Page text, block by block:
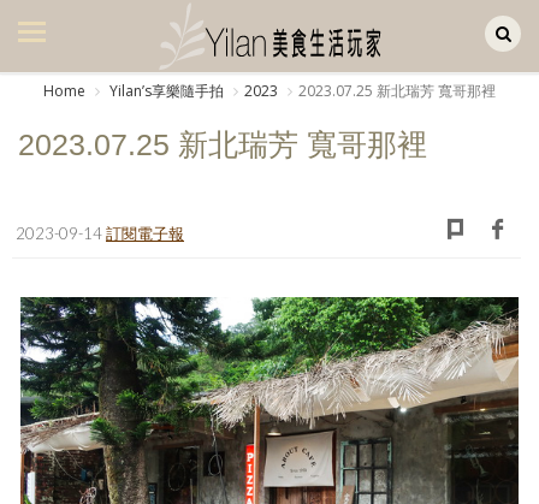
美食集
生活風
書房集
日記簿
餐桌週記
Home Yilanʼs享樂隨手拍 2023 2023.07.25 新北瑞芳 寬哥那裡
2023.07.25 新北瑞芳 寬哥那裡
2023-09-14訂閱電子報